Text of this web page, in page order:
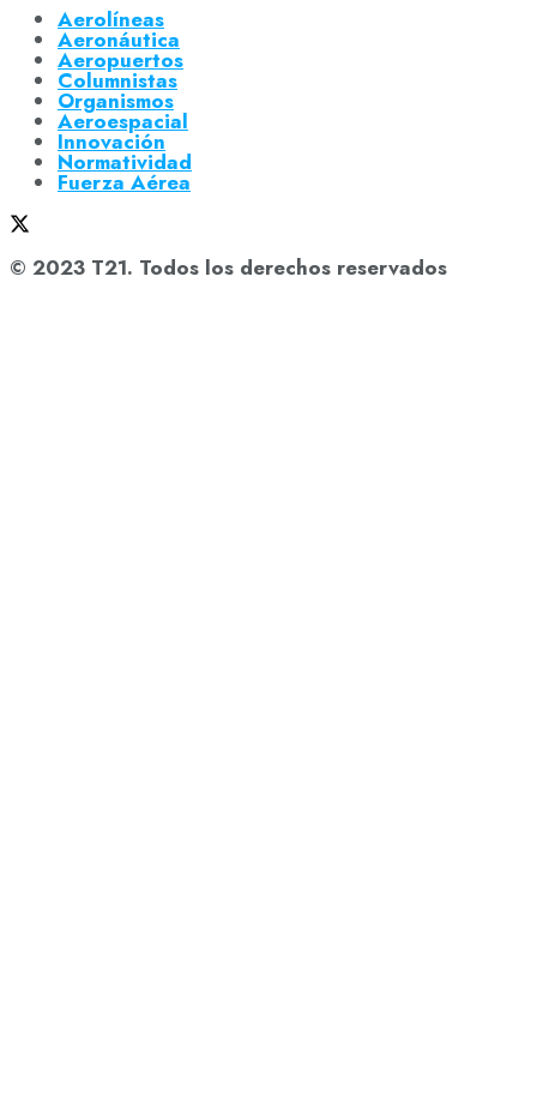
Aerolíneas
Aeronáutica
Aeropuertos
Columnistas
Organismos
Aeroespacial
Innovación
Normatividad
Fuerza Aérea
© 2023 T21. Todos los derechos reservados